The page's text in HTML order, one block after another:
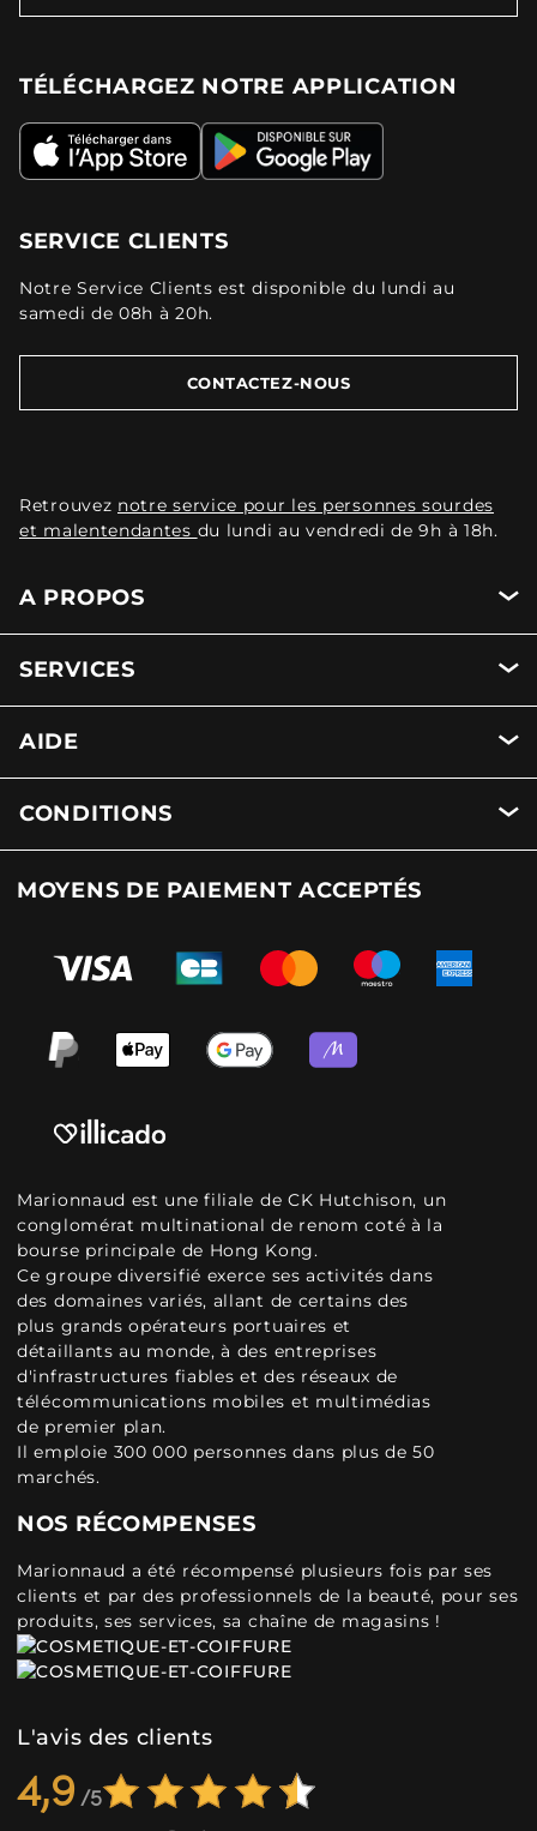
TÉLÉCHARGEZ NOTRE APPLICATION
SERVICE CLIENTS
Notre Service Clients est disponible du lundi au
samedi de 08h à 20h.
CONTACTEZ-NOUS
Retrouvez notre service pour les personnes sourdes
et malentendantes du lundi au vendredi de 9h à 18h.
A PROPOS
SERVICES
AIDE
CONDITIONS
MOYENS DE PAIEMENT ACCEPTÉS
Marionnaud est une filiale de CK Hutchison, un
conglomérat multinational de renom coté à la
bourse principale de Hong Kong.
Ce groupe diversifié exerce ses activités dans
des domaines variés, allant de certains des
plus grands opérateurs portuaires et
détaillants au monde, à des entreprises
d'infrastructures fiables et des réseaux de
télécommunications mobiles et multimédias
de premier plan.
Il emploie 300 000 personnes dans plus de 50
marchés.
NOS RÉCOMPENSES
Marionnaud a été récompensé plusieurs fois par ses
clients et par des professionnels de la beauté, pour ses
produits, ses services, sa chaîne de magasins !
L'avis des clients
4,9